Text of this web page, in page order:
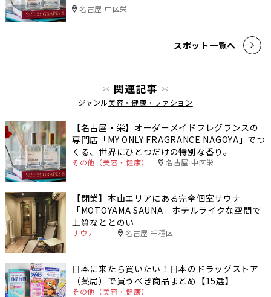
名古屋 中区栄
スポット一覧へ
関連記事
ジャンル美容・健康・ファション
【名古屋・栄】オーダーメイドフレグランスの
専門店「MY ONLY FRAGRANCE NAGOYA」でつ
くる、世界にひとつだけの特別な香り。
その他（美容・健康） 名古屋 中区栄
【閉業】本山エリアにある完全個室サウナ
「MOTOYAMA SAUNA」ホテルライクな空間で
上質なととのい
サウナ 名古屋 千種区
日本に来たら買いたい！日本のドラッグストア
（薬局）で買うべき商品まとめ【15選】
その他（美容・健康）